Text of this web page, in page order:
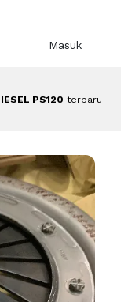
Masuk
PS120 terbaru